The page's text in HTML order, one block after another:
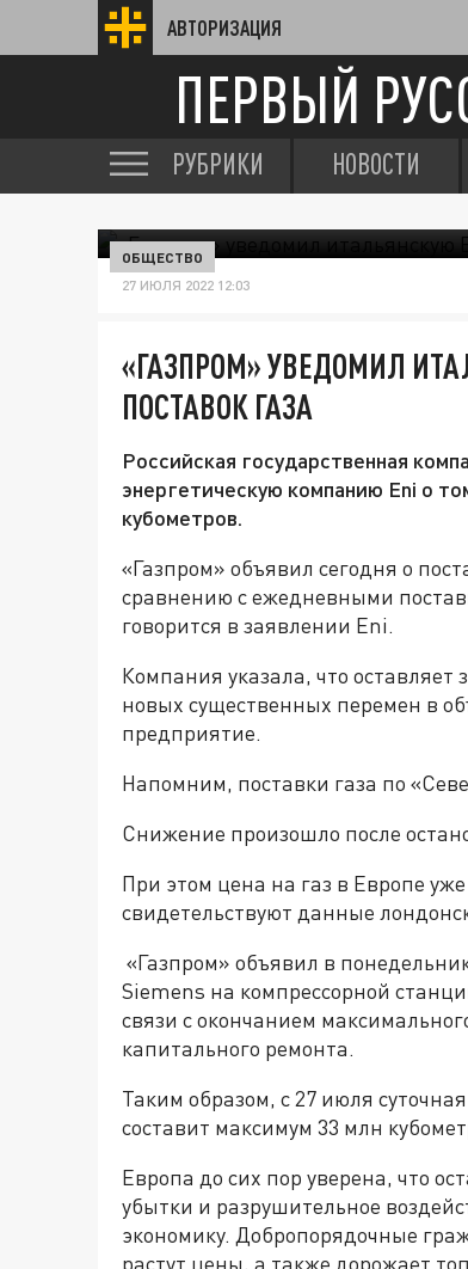
АВТОРИЗАЦИЯ
ПЕРВЫЙ
РУБРИКИ НОВОСТИ
ОБЩЕСТВО
27 ИЮЛЯ 2022 12:03
«ГАЗПРОМ» УВЕДОМИЛ
ПОСТАВОК ГАЗА
Российская государственная
энергетическую компанию Eni о
кубометров.
«Газпром» объявил сегодня о
сравнению с ежедневными
говорится в заявлении Eni.
Компания указала, что оставляет
новых существенных перемен в
предприятие.
Напомним, поставки газа по
Снижение произошло после
При этом цена на газ в Европе
свидетельствуют данные
«Газпром» объявил в
Siemens на компрессорной
связи с окончанием
капитального ремонта.
Таким образом, с 27 июля
составит максимум 33 млн
Европа до сих пор уверена, что
убытки и разрушительное
экономику. Добропорядочные
растут цены, а также дорожает